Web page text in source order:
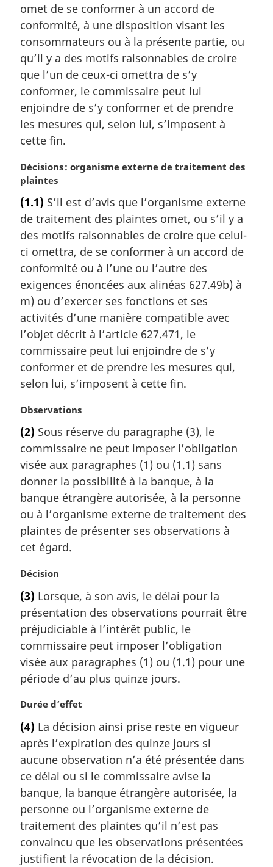
g
i
n
a
e
:
omet de se conformer à un accord de
conformité, à une disposition visant les
consommateurs ou à la présente partie, ou
qu’il y a des motifs raisonnables de croire
que l’un de ceux-ci omettra de s’y
conformer, le commissaire peut lui
enjoindre de s’y conformer et de prendre
les mesures qui, selon lui, s’imposent à
cette fin.
N
o
e
m
a
r
i
n
a
l
e
:
Décisions : organisme externe de traitement des
plaintes
(1.1) S’il est d’avis que l’organisme externe
de traitement des plaintes omet, ou s’il y a
des motifs raisonnables de croire que celui-
ci omettra, de se conformer à un accord de
conformité ou à l’une ou l’autre des
exigences énoncées aux alinéas 627.49b) à
m) ou d’exercer ses fonctions et ses
activités d’une manière compatible avec
l’objet décrit à l’article 627.471, le
commissaire peut lui enjoindre de s’y
conformer et de prendre les mesures qui,
selon lui, s’imposent à cette fin.
N
t
e
m
a
g
i
n
a
e
Observations
(2) Sous réserve du paragraphe (3), le
commissaire ne peut imposer l’obligation
visée aux paragraphes (1) ou (1.1) sans
donner la possibilité à la banque, à la
banque étrangère autorisée, à la personne
ou à l’organisme externe de traitement des
plaintes de présenter ses observations à
cet égard.
N
t
e
m
r
g
i
a
l
e
:
Décision
(3) Lorsque, à son avis, le délai pour la
présentation des observations pourrait être
préjudiciable à l’intérêt public, le
commissaire peut imposer l’obligation
visée aux paragraphes (1) ou (1.1) pour une
période d’au plus quinze jours.
N
t
e
m
a
g
i
n
a
l
Durée d’effet
(4) La décision ainsi prise reste en vigueur
après l’expiration des quinze jours si
aucune observation n’a été présentée dans
ce délai ou si le commissaire avise la
banque, la banque étrangère autorisée, la
personne ou l’organisme externe de
traitement des plaintes qu’il n’est pas
convaincu que les observations présentées
justifient la révocation de la décision.